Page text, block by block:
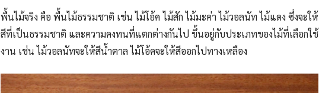
พื้นไม้จริง คือ พื้นไม้ธรรมชาติ เช่น ไม้โอ้ค ไม้สัก ไม้มะค่า ไม้วอลนัท ไม้แดง ซึ่งจะให้
สีที่เป็นธรรมชาติ และความคงทนที่แตกต่างกันไป ขึ้นอยู่กับประเภทของไม้ที่เลือกใช้
งาน เช่น ไม้วอลนัทจะให้สีน้ำตาล ไม้โอ้คจะให้สีออกไปทางเหลือง